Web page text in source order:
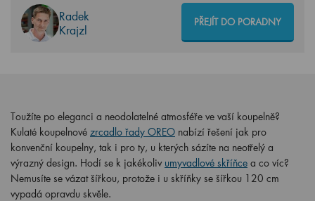
Radek
Krajzl
PŘEJÍT DO PORADNY
Toužíte po eleganci a neodolatelné atmosféře ve vaší koupelně?
Kulaté koupelnové zrcadlo řady OREO nabízí řešení jak pro
konvenční koupelny, tak i pro ty, u kterých sázíte na neotřelý a
výrazný design. Hodí se k jakékoliv umyvadlové skříňce a co víc?
Nemusíte se vázat šířkou, protože i u skříňky se šířkou 120 cm
vypadá opravdu skvěle.